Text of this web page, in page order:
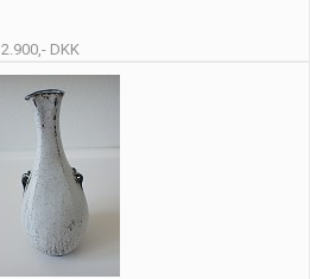
2.900,- DKK